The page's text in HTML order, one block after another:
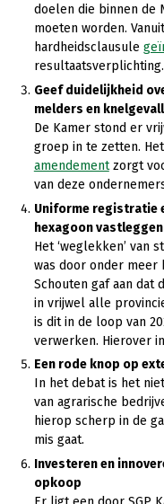
Paardenhouderij
Pluimveehouderij
Schapenhouderij
Varkenshouderij
Vleesveehouderij
Fruitteelt
Glastuinbouw
Paddenstoelen
Vollegrondsgroente
Nieuwsabonnement
Webinars
Over LTO
LTO Nederland
Mensen
Bestuur en Directie
Medewerkers
Jaarverslag 2023
Vacatures
Pers
Contact
doelen die binnen de
moeten worden.
hardheidsclausule
resultaatsverplichting.
Geef duidelijkheid
melders en
De Kamer stond er
groep in te zetten.
amendementzorgt
van deze
Uniforme registratie
hexagoon vastleggen
Het ‘weglekken’ van
was door onder meer
Schouten gaf aan dat
in vrijwel alle
is dit in de loop van
verwerken. Hierover
Een rode knop op
In het debat is het
van agrarische
hierop scherp in de
mis gaat.
Investeren en
opkoop